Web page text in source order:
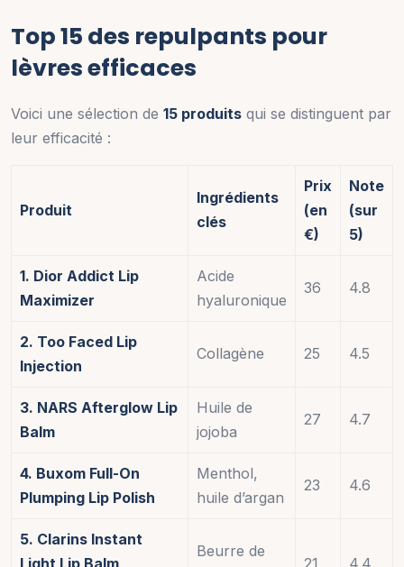
Top 15 des repulpants pour
lèvres efficaces
Voici une sélection de 15 produits qui se distinguent par
leur efficacité :
Produit
Ingrédients
clés
Prix
(en
€)
Note
(sur
5)
1. Dior Addict Lip
Maximizer
Acide
hyaluronique
36 4.8
2. Too Faced Lip
Injection
Collagène 25 4.5
3. NARS Afterglow Lip
Balm
Huile de
jojoba
27 4.7
4. Buxom Full-On
Plumping Lip Polish
Menthol,
huile d’argan
23 4.6
5. Clarins Instant
Light Lip Balm
Beurre de
21 4.4